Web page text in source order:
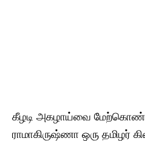
கீழடி அகழாய்வை
ராமாகிருஷ்ணா ஒரு தமிழர்